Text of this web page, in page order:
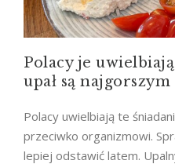
Polacy je
upał są najgorszym
Polacy uwielbiają te
przeciwko organizmowi.
lepiej odstawić latem.